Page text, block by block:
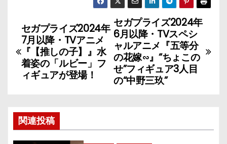
投
稿
ナ
ゲ
ー
セガプライズ2024年
6月以降・TVスペシ
ャルアニメ『五等分
の花嫁∽』“ちょこの
せ”フィギュア3人目
の“中野三玖”
セガプライズ2024年
7月以降・TVアニメ
『【推しの子】』水
着姿の「ルビー」フ
ィギュアが登場！
関連投稿